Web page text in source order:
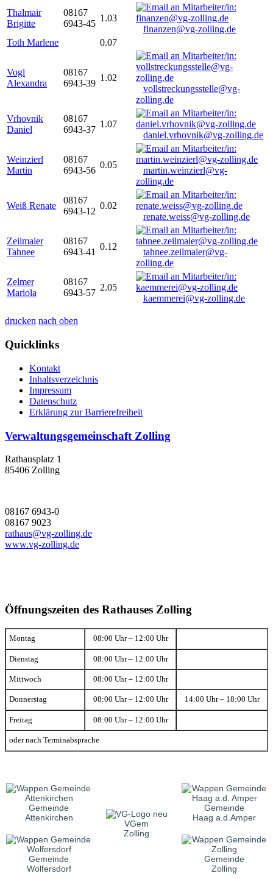
Thalmair
Brigitte
08167
6943-45
1.03
finanzen@vg-zolling.de
Toth Marlene
0.07
Vogl
Alexandra
08167
6943-39
1.02
vollstreckungsstelle@vg-
zolling.de
Vrhovnik
Daniel
08167
6943-37
1.07
daniel.vrhovnik@vg-zolling.de
Weinzierl
Martin
08167
6943-56
0.05
martin.weinzierl@vg-
zolling.de
Weiß Renate
08167
6943-12
0.02
renate.weiss@vg-zolling.de
Zeilmaier
Tahnee
08167
6943-41
0.12
tahnee.zeilmaier@vg-
zolling.de
Zelmer
Mariola
08167
6943-57
2.05
kaemmerei@vg-zolling.de
drucken nach oben
Quicklinks
Kontakt
Inhaltsverzeichnis
Impressum
Datenschutz
Erklärung zur Barrierefreiheit
Verwaltungsgemeinschaft Zolling
Rathausplatz 1
85406 Zolling
08167 6943-0
08167 9023
rathaus@vg-zolling.de
www.vg-zolling.de
Öffnungszeiten des Rathauses Zolling
Montag 08:00 Uhr – 12:00 Uhr
Dienstag 08:00 Uhr – 12:00 Uhr
Mittwoch 08:00 Uhr – 12:00 Uhr
Donnerstag 08:00 Uhr – 12:00 Uhr 14:00 Uhr – 18:00 Uhr
Freitag 08:00 Uhr – 12:00 Uhr
oder nach Terminabsprache
Gemeinde
Attenkirchen
VGem
Zolling
Gemeinde
Haag a.d.Amper
Gemeinde
Wolfersdorf
Gemeinde
Zolling